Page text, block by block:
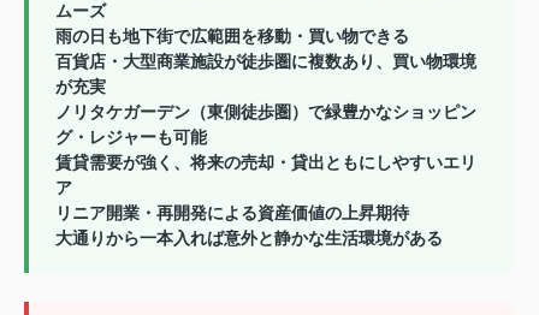
ムーズ
雨の日も地下街で広範囲を移動・買い物できる
百貨店・大型商業施設が徒歩圏に複数あり 、買い物環境
が充実
ノリタケガーデン（東側徒歩圏） で緑豊かなショッピン
グ・レジャーも可能
賃貸需要が強く 、将来の売却・貸出ともにしやすいエリ
ア
リニア開業・再開発による資産価値の上昇期待
大通りから一本入れば意外と静かな生活環境がある